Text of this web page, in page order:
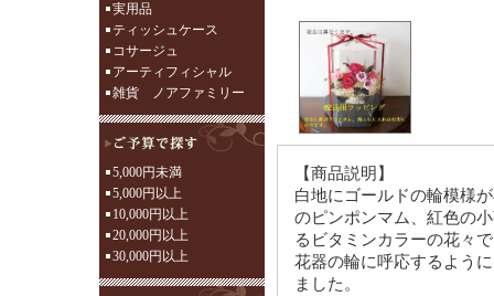
実用品
ティッシュケース
コサージュ
アーティフィシャル
雑貨 ノアファミリー
5,000円未満
5,000円以上
10,000円以上
20,000円以上
30,000円以上
【商品説明】
白地にゴールドの輪模様
のピンポンマム、紅色の
るビタミンカラーの花々
花器の輪に呼応するよう
ました。